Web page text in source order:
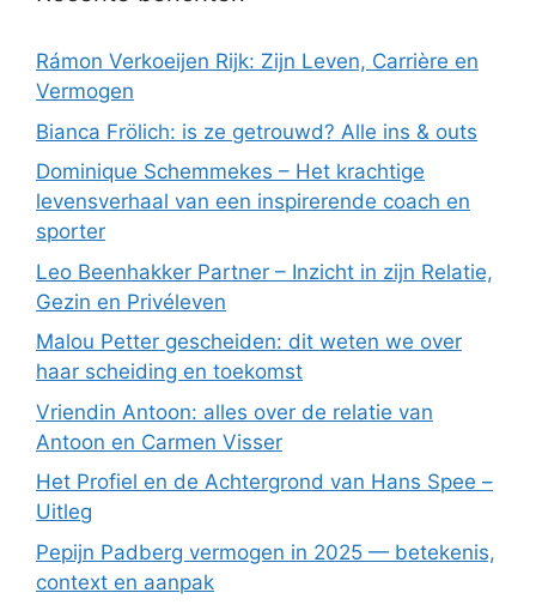
Rámon Verkoeijen Rijk: Zijn Leven, Carrière en
Vermogen
Bianca Frölich: is ze getrouwd? Alle ins & outs
Dominique Schemmekes – Het krachtige
levensverhaal van een inspirerende coach en
sporter
Leo Beenhakker Partner – Inzicht in zijn Relatie,
Gezin en Privéleven
Malou Petter gescheiden: dit weten we over
haar scheiding en toekomst
Vriendin Antoon: alles over de relatie van
Antoon en Carmen Visser
Het Profiel en de Achtergrond van Hans Spee –
Uitleg
Pepijn Padberg vermogen in 2025 — betekenis,
context en aanpak